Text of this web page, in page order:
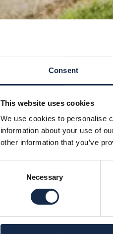
Consent
This website uses cookies
We use cookies to personalise
information about your use of
other information that you’ve
Necessary